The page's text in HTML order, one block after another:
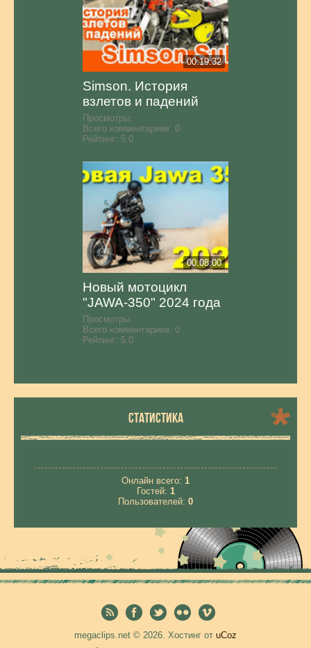
00:19:32
Simson. История
взлетов и падений
Просмотры:
Всего комментариев: 0
Рейтинг: 5.0
00:08:00
Новый мотоцикл
"JAWA-350" 2024 года
Просмотры:
Всего комментариев: 0
Рейтинг: 5.0
СТАТИСТИКА
Онлайн всего: 1
Гостей: 1
Пользователей: 0
megaclips.net © 2026. Хостинг от uCoz